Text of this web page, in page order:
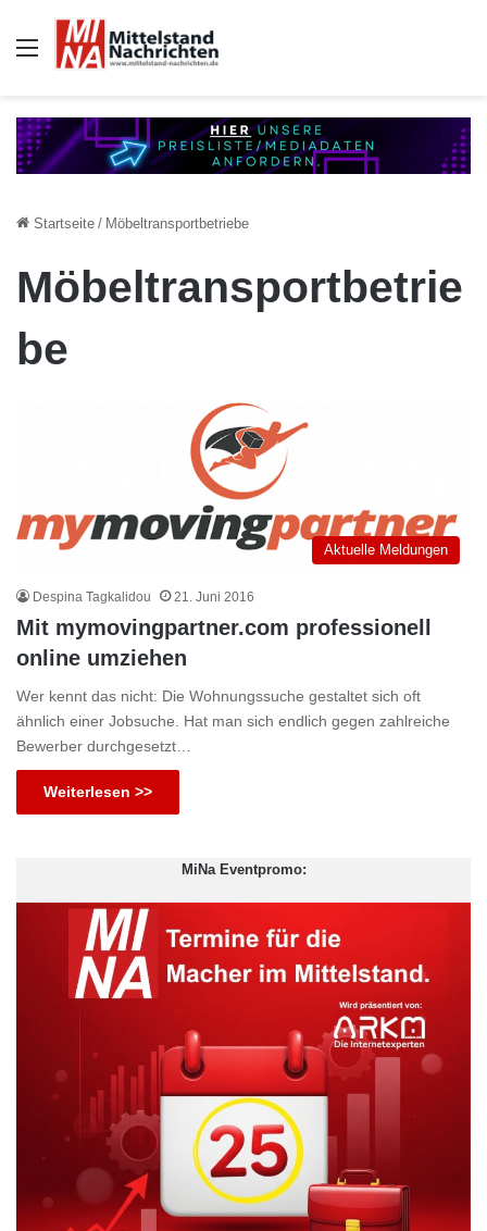
Auswahl
Startseite / Möbeltransportbetriebe
Möbeltransportbetrie
be
Aktuelle Meldungen
Despina Tagkalidou 21. Juni 2016
Mit mymovingpartner.com professionell
online umziehen
Wer kennt das nicht: Die Wohnungssuche gestaltet sich oft
ähnlich einer Jobsuche. Hat man sich endlich gegen zahlreiche
Bewerber durchgesetzt…
Weiterlesen >>
MiNa Eventpromo: